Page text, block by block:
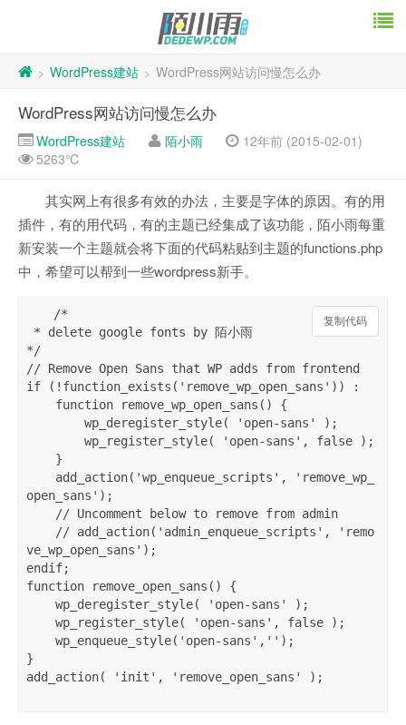
> WordPress建站 > WordPress网站访问慢怎么办
WordPress网站访问慢怎么办
WordPress建站 陌小雨
12年前 (2015-02-01)
5263℃
其实网上有很多有效的办法，主要是字体的原因。有的用
插件，有的用代码，有的主题已经集成了该功能，陌小雨每重
新安装一个主题就会将下面的代码粘贴到主题的functions.php
中，希望可以帮到一些wordpress新手。
复制代码
/*
*/
// Remove Open Sans that WP adds from frontend
if (!function_exists('remove_wp_open_sans')) :
open_sans');
ve_wp_open_sans');
endif;
function remove_open_sans() {
}
add_action( 'init', 'remove_open_sans' );